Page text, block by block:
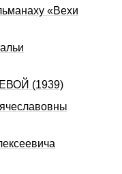
«Вехи
(1939)